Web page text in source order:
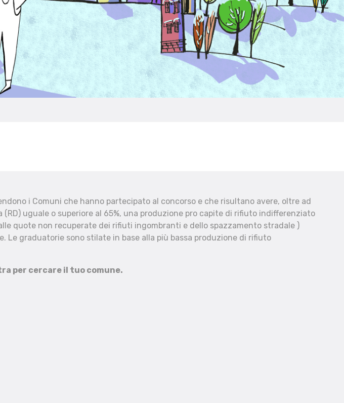
i Comuni che hanno partecipato al concorso e che risultano avere, oltre ad
uguale o superiore al 65%, una produzione pro capite di rifiuto indifferenziato
quote non recuperate dei rifiuti ingombranti e dello spazzamento stradale )
Le graduatorie sono stilate in base alla più bassa produzione di rifiuto
per cercare il tuo comune.